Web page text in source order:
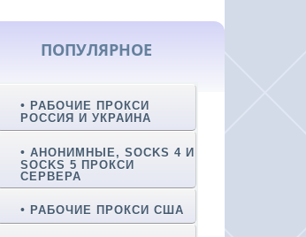
ПОПУЛЯРНОЕ
РАБОЧИЕ ПРОКСИ
РОССИЯ И УКРАИНА
АНОНИМНЫЕ, SOCKS 4 И
SOCKS 5 ПРОКСИ
СЕРВЕРА
РАБОЧИЕ ПРОКСИ США